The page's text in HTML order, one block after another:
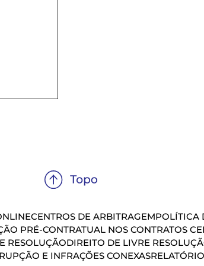
CENTROS DE ARBITRAGEMPOLÍTICA
PRÉ-CONTRATUAL NOS CONTRATOS
RESOLUÇÃODIREITO DE LIVRE
E INFRAÇÕES CONEXAS